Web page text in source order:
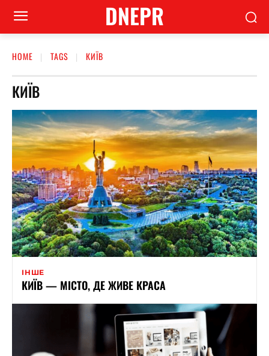
DNEPR
HOME TAGS КИЇВ
КИЇВ
ІНШЕ
КИЇВ — МІСТО, ДЕ ЖИВЕ КРАСА